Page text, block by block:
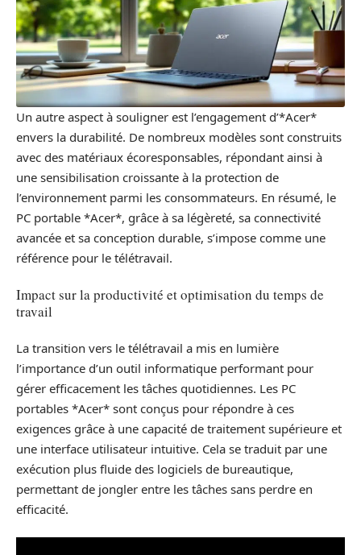
Un autre aspect à souligner est l’engagement d’*Acer*
envers la durabilité. De nombreux modèles sont construits
avec des matériaux écoresponsables, répondant ainsi à
une sensibilisation croissante à la protection de
l’environnement parmi les consommateurs. En résumé, le
PC portable *Acer*, grâce à sa légèreté, sa connectivité
avancée et sa conception durable, s’impose comme une
référence pour le télétravail.
Impact sur la productivité et optimisation du temps de
travail
La transition vers le télétravail a mis en lumière
l’importance d’un outil informatique performant pour
gérer efficacement les tâches quotidiennes. Les PC
portables *Acer* sont conçus pour répondre à ces
exigences grâce à une capacité de traitement supérieure et
une interface utilisateur intuitive. Cela se traduit par une
exécution plus fluide des logiciels de bureautique,
permettant de jongler entre les tâches sans perdre en
efficacité.